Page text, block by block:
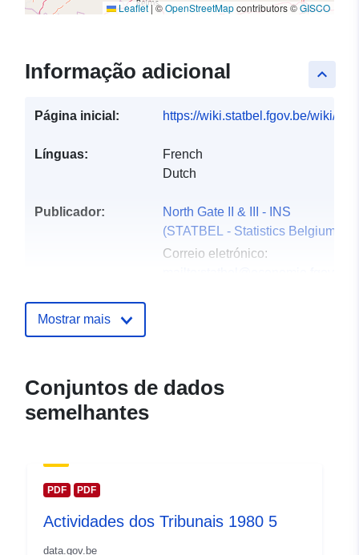
Leaflet|©OpenStreetMapcontributors ©GISCO
keyboard_arrow_up
Informação adicional
Página inicial: https://wiki.statbel.fgov.be/wiki/
Línguas:
French
Dutch
Publicador:
North Gate II & III - INS
(STATBEL - Statistics Belgium)
Correio eletrónico:
Correio eletrónico:
Mostrar mais
Conjuntos de dados
semelhantes
PDF PDF
Actividades dos Tribunais 1980 5
data.gov.be